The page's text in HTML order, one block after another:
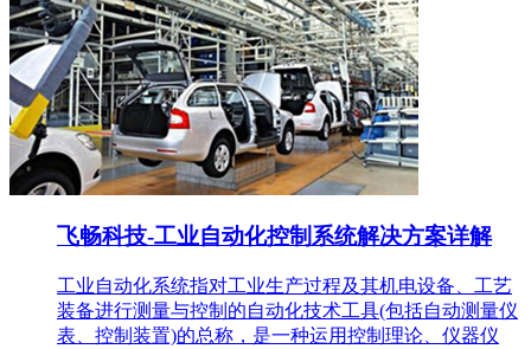
飞畅科技-工业自动化控制系统解决方案详解
工业自动化系统指对工业生产过程及其机电设备、工艺
装备进行测量与控制的自动化技术工具(包括自动测量仪
表、控制装置)的总称，是一种运用控制理论、仪器仪